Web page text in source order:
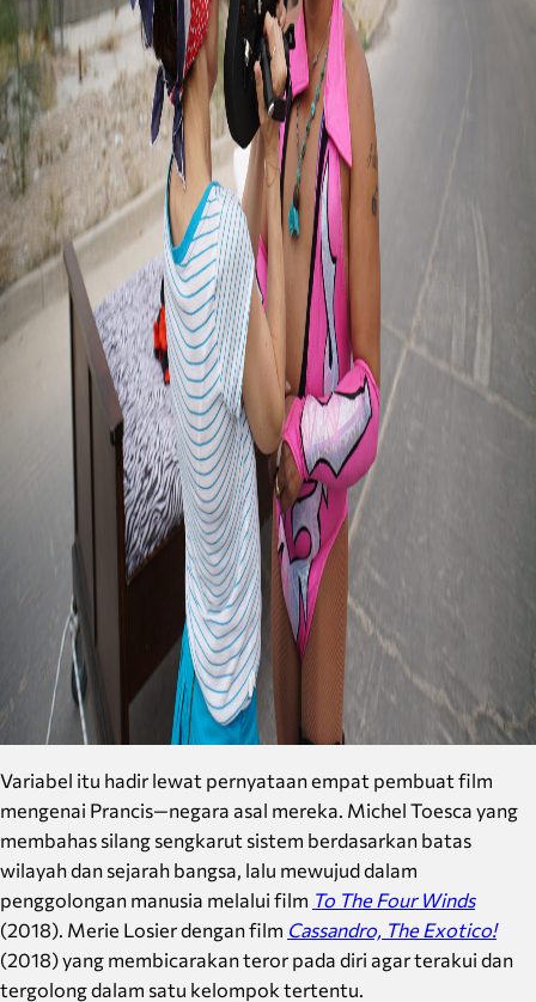
Variabel itu hadir lewat pernyataan empat pembuat film
mengenai Prancis—negara asal mereka. Michel Toesca yang
membahas silang sengkarut sistem berdasarkan batas
wilayah dan sejarah bangsa, lalu mewujud dalam
penggolongan manusia melalui film To The Four Winds
(2018). Merie Losier dengan film Cassandro, The Exotico!
(2018) yang membicarakan teror pada diri agar terakui dan
tergolong dalam satu kelompok tertentu.